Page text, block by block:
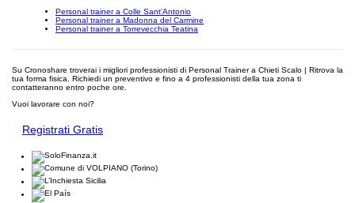
Personal trainer a Colle Sant'Antonio
Personal trainer a Madonna del Carmine
Personal trainer a Torrevecchia Teatina
Su Cronoshare troverai i migliori professionisti di Personal Trainer a Chieti Scalo | Ritrova la
tua forma fisica. Richiedi un preventivo e fino a 4 professionisti della tua zona ti
contatteranno entro poche ore.
Vuoi lavorare con noi?
Registrati Gratis